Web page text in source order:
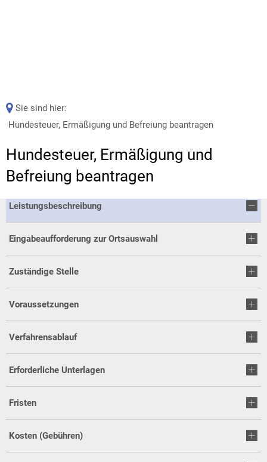
Sie sind hier:
Hundesteuer, Ermäßigung und Befreiung beantragen
Hundesteuer, Ermäßigung und
Befreiung beantragen
Leistungsbeschreibung
Eingabeaufforderung zur Ortsauswahl
Zuständige Stelle
Voraussetzungen
Verfahrensablauf
Erforderliche Unterlagen
Fristen
Kosten (Gebühren)